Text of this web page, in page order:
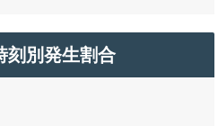
刻別発生割合